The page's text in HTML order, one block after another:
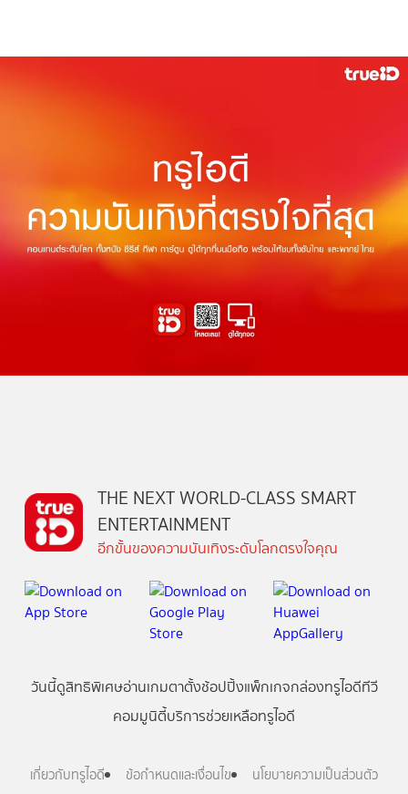
THE NEXT WORLD-CLASS SMART
ENTERTAINMENT
อีกขั้นของความบันเทิงระดับโลกตรงใจคุณ
วันนี้ดูสิทธิพิเศษอ่านเกมตาตั้งช้อปปิ้งแพ็กเกจกล่องทรูไอดีทีวี
คอมมูนิตี้บริการช่วยเหลือทรูไอดี
เกี่ยวกับทรูไอดี ข้อกำหนดและเงื่อนไข นโยบายความเป็นส่วนตัว